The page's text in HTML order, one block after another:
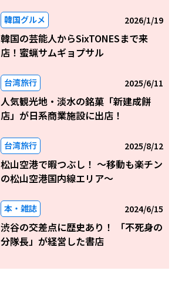
韓国グルメ 2026/1/19
韓国の芸能人からSixTONESまで来
店！蜜蝋サムギョプサル
台湾旅行 2025/6/11
人気観光地・淡水の銘菓「新建成餅
店」が日系商業施設に出店！
台湾旅行 2025/8/12
松山空港で暇つぶし！ 〜移動も楽チン
の松山空港国内線エリア～
本・雑誌 2024/6/15
渋谷の交差点に歴史あり！ 「不死身の
分隊長」が経営した書店